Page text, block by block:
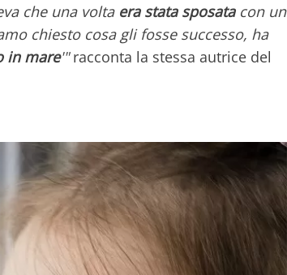
che una volta era stata sposatacon un
chiesto cosa gli fosse successo, ha
in mare'"racconta la stessa autrice del